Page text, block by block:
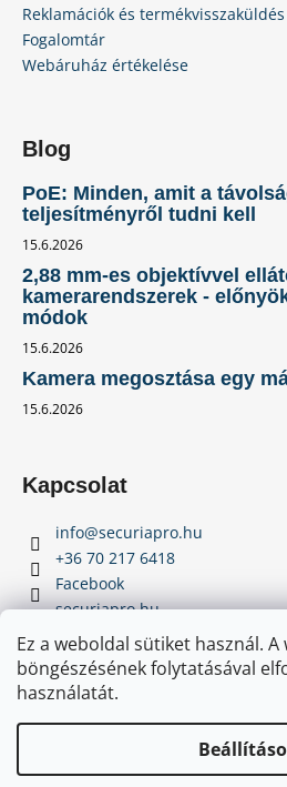
Ez a weboldal sütiket használ. A
böngészésének folytatásával
használatát.
Reklamációk és termékvisszaküldés
Fogalomtár
Webáruház értékelése
Blog
PoE: Minden, amit a
teljesítményről tudni kell
15.6.2026
2,88 mm-es objektívvel
kamerarendszerek -
módok
15.6.2026
Kamera megosztása egy
15.6.2026
Kapcsolat
info@securiapro.hu
+36 70 217 6418
Facebook
securiapro.hu
Youtube